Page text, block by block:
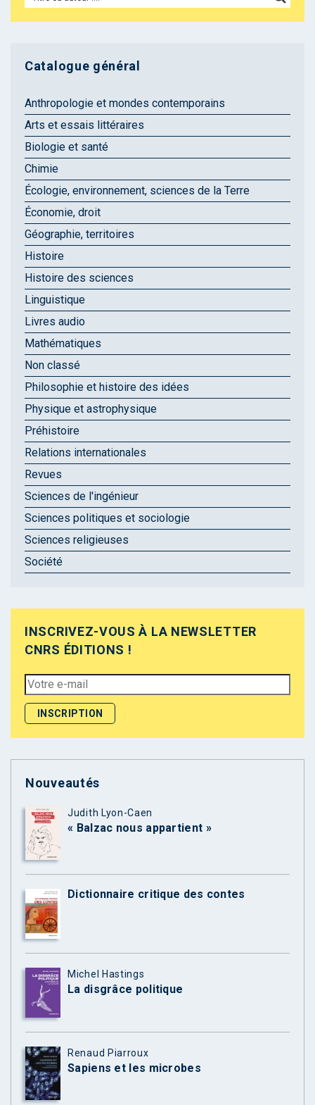
Catalogue général
Anthropologie et mondes contemporains
Arts et essais littéraires
Biologie et santé
Chimie
Écologie, environnement, sciences de la Terre
Économie, droit
Géographie, territoires
Histoire
Histoire des sciences
Linguistique
Livres audio
Mathématiques
Non classé
Philosophie et histoire des idées
Physique et astrophysique
Préhistoire
Relations internationales
Revues
Sciences de l'ingénieur
Sciences politiques et sociologie
Sciences religieuses
Société
INSCRIVEZ-VOUS À LA NEWSLETTER
CNRS ÉDITIONS !
Nouveautés
Judith Lyon-Caen
« Balzac nous appartient »
Dictionnaire critique des contes
Michel Hastings
La disgrâce politique
Renaud Piarroux
Sapiens et les microbes